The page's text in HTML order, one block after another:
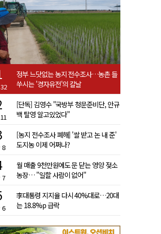
32
정부 느닷없는 농지 전수조사…농촌 들
쑤시는 '경자유전'의 칼날
11
[단독] 김영수 "국방부 청문준비단, 안규
백 탈영 알고있었다"
8
[농지 전수조사 폐해] '쌀 받고 논 내 준'
도지농 이제 어쩌나?
7
월 매출 9천만원에도 문 닫는 영양 젖소
농장… "일할 사람이 없어"
6
李대통령 지지율 다시 40%대로…20대
는 18.8%p 급락